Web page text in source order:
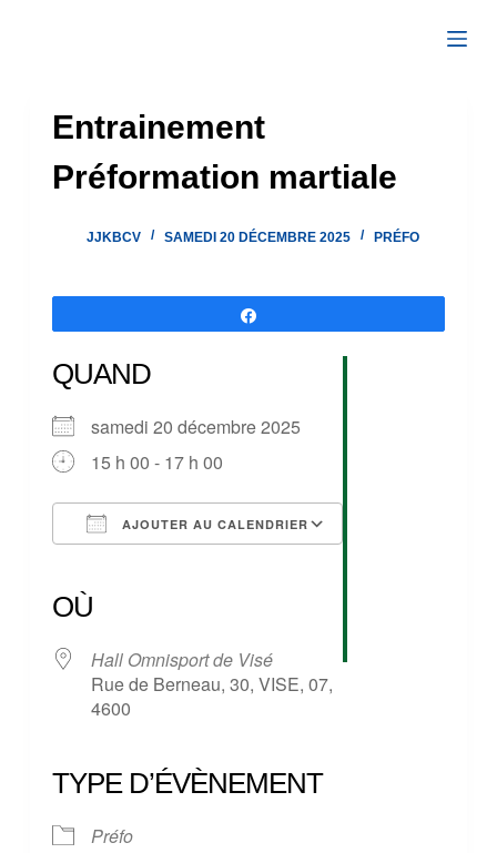
Entrainement
Préformation martiale
JJKBCV SAMEDI 20 DÉCEMBRE 2025 PRÉFO
QUAND
samedi 20 décembre 2025
15 h 00 - 17 h 00
AJOUTER AU CALENDRIER
OÙ
Hall Omnisport de Visé
Rue de Berneau, 30, VISE, 07,
4600
TYPE D’ÉVÈNEMENT
Préfo